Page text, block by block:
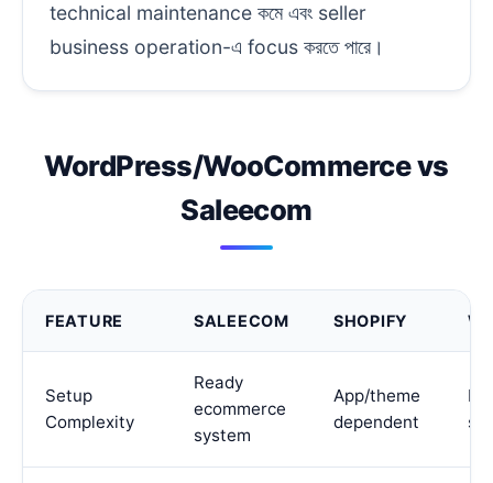
technical maintenance কমে এবং seller
business operation-এ focus করতে পারে।
WordPress/WooCommerce vs
Saleecom
FEATURE SALEECOM SHOPIFY
Setup
Complexity
Ready
ecommerce
system
App/theme
dependent